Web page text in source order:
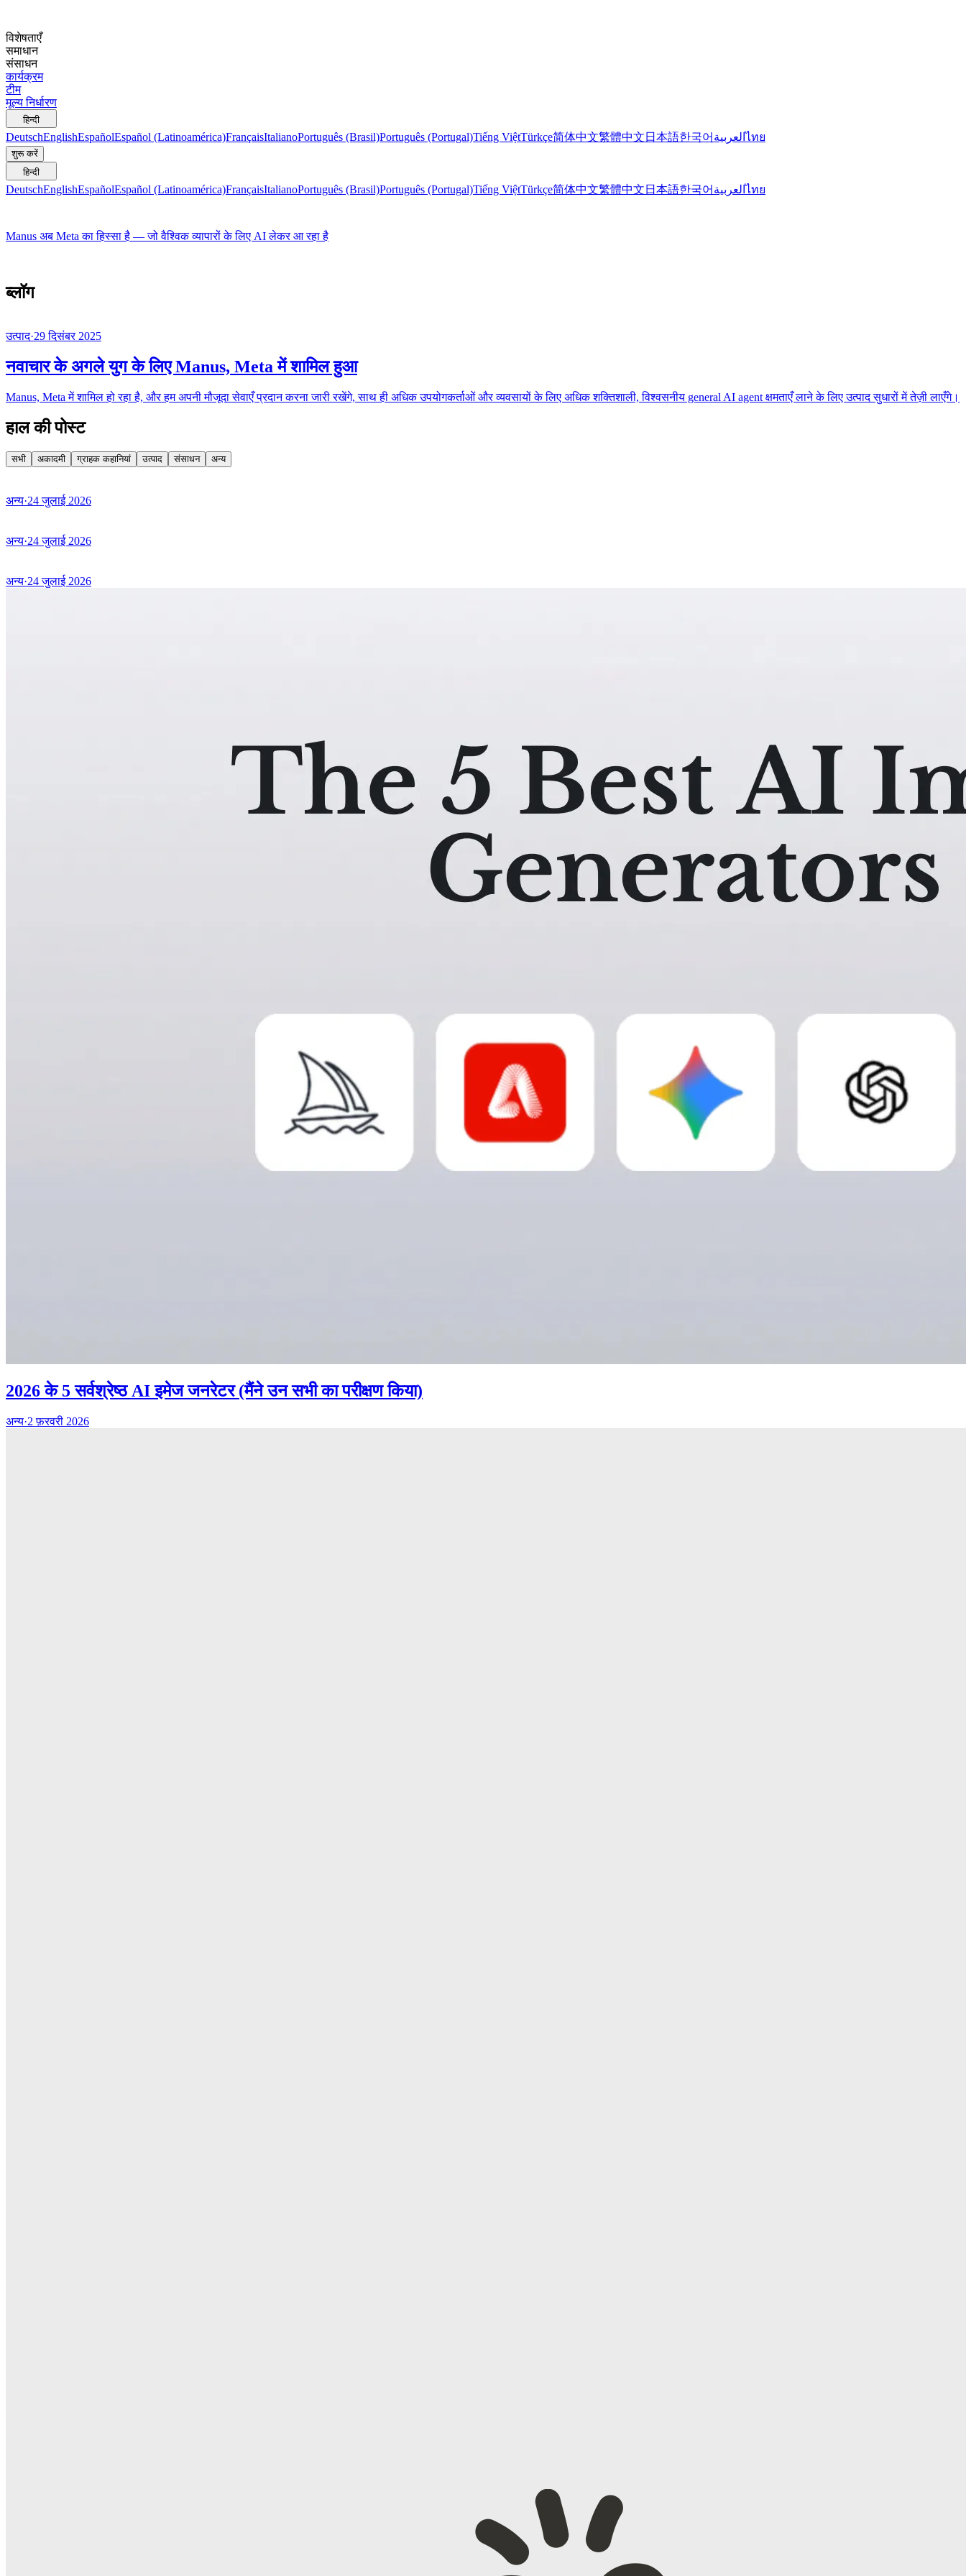
विशेषताएँ
समाधान
संसाधन
कार्यक्रम
टीम
मूल्य निर्धारण
हिन्दी
DeutschEnglishEspañolEspañol (Latinoamérica)FrançaisItalianoPortuguês (Brasil)Português (Portugal)Tiếng ViệtTürkçe简体中文繁體中文 日本語한국어 العربيةไทย
शुरू करें
हिन्दी
DeutschEnglishEspañolEspañol (Latinoamérica)FrançaisItalianoPortuguês (Brasil)Português (Portugal)Tiếng ViệtTürkçe简体中文繁體中文 日本語한국어 العربيةไทย
Manus अब Meta का हिस्सा है — जो वैश्विक व्यापारों के लिए AI लेकर आ रहा है
ब्लॉग
उत्पाद·29 दिसंबर 2025
नवाचार के अगले युग के लिए Manus, Meta में शामिल हुआ
Manus, Meta में शामिल हो रहा है, और हम अपनी मौजूदा सेवाएँ प्रदान करना जारी रखेंगे, साथ ही अधिक उपयोगकर्ताओं और व्यवसायों के लिए अधिक शक्तिशाली, विश्वसनीय general AI agent क्षमताएँ लाने के लिए उत्पाद सुधारों में तेज़ी लाएँगे।
हाल की पोस्ट
सभी अकादमी ग्राहक कहानियां उत्पाद संसाधन अन्य
अन्य·24 जुलाई 2026
अन्य·24 जुलाई 2026
अन्य·24 जुलाई 2026
2026 के 5 सर्वश्रेष्ठ AI इमेज जनरेटर (मैंने उन सभी का परीक्षण किया)
अन्य·2 फ़रवरी 2026